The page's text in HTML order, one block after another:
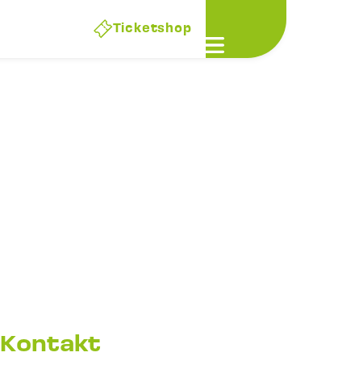
Ticketshop
Open main
Kontakt